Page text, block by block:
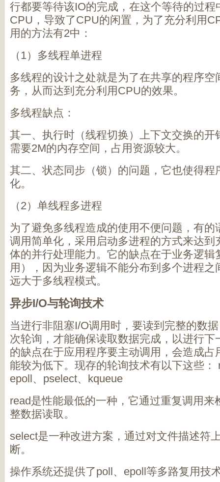
行都要等待该IO的完成，在这个等待的过
CPU，导致了CPU的闲置，为了充分利用
用的方法有2中：
（1）多线程单进程
多线程的设计之处就是为了在共享的程序
务，从而达到充分利用CPU的效果。
多线程缺点：
其一、执行时（线程切换）上下文交换的开
需要2M的内存空间，占用资源较大。
其二、状态同步（锁）的问题，它也使得程
化。
（2）单线程多进程
为了避免多线程造成的使用不便问题，有的
调用简单化，采用启动多进程的方式来达到
体的并行处理能力。它的缺点在于业务逻辑
用），因为业务逻辑不能分布到多个进程
远大于多线程模式。
异步I/O与轮询技术
当进行非阻塞I/O调用时，要读到完整的数
次轮询，才能确保读取数据完成，以进行下
的缺点在于应用程序要主动调用，会造成
能较为低下。现存的轮询技术有以下这些：
epoll、pselect、kqueue
read是性能最低的一种，它通过重复调用来
整数据读取。
select是一种改进方案，通过对文件描述符
断。
操作系统还提供了poll、epoll等多路复用技